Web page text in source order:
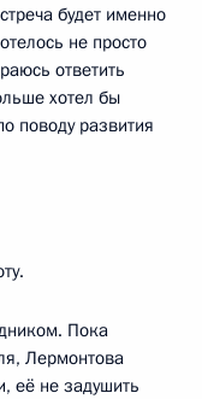
будет именно
не просто
ответить
хотел бы
поводу развития
Пока
Лермонтова
её не задушить